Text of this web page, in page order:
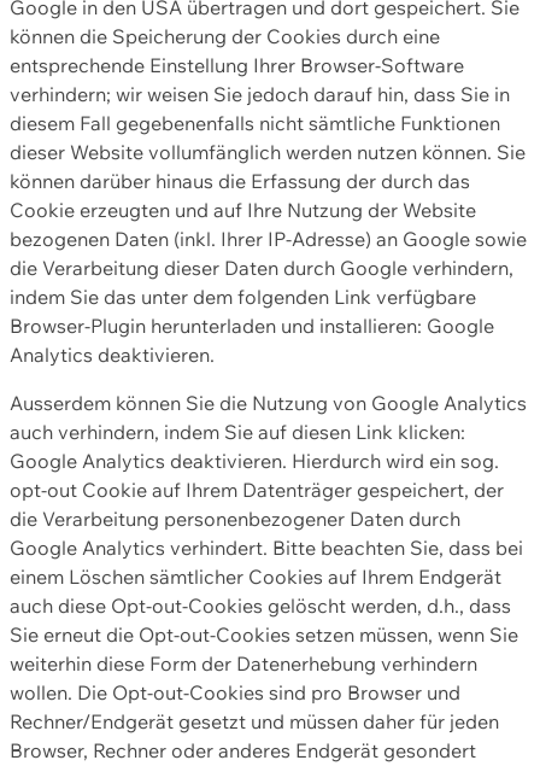
Google in den USA übertragen und dort gespeichert. Sie
können die Speicherung der Cookies durch eine
entsprechende Einstellung Ihrer Browser-Software
verhindern; wir weisen Sie jedoch darauf hin, dass Sie in
diesem Fall gegebenenfalls nicht sämtliche Funktionen
dieser Website vollumfänglich werden nutzen können. Sie
können darüber hinaus die Erfassung der durch das
Cookie erzeugten und auf Ihre Nutzung der Website
bezogenen Daten (inkl. Ihrer IP-Adresse) an Google sowie
die Verarbeitung dieser Daten durch Google verhindern,
indem Sie das unter dem folgenden Link verfügbare
Browser-Plugin herunterladen und installieren: Google
Analytics deaktivieren.
Ausserdem können Sie die Nutzung von Google Analytics
auch verhindern, indem Sie auf diesen Link klicken:
Google Analytics deaktivieren. Hierdurch wird ein sog.
opt-out Cookie auf Ihrem Datenträger gespeichert, der
die Verarbeitung personenbezogener Daten durch
Google Analytics verhindert. Bitte beachten Sie, dass bei
einem Löschen sämtlicher Cookies auf Ihrem Endgerät
auch diese Opt-out-Cookies gelöscht werden, d.h., dass
Sie erneut die Opt-out-Cookies setzen müssen, wenn Sie
weiterhin diese Form der Datenerhebung verhindern
wollen. Die Opt-out-Cookies sind pro Browser und
Rechner/Endgerät gesetzt und müssen daher für jeden
Browser, Rechner oder anderes Endgerät gesondert